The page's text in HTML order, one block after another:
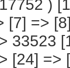
[16] => [17] => [18] => [19] => [20] => [21] => [22] =>